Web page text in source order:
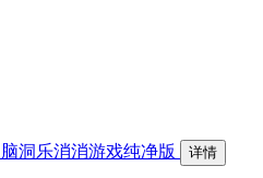
脑洞乐消消游戏纯净版 详情